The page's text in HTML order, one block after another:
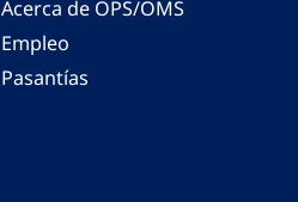
Acerca de OPS/OMS
Empleo
Pasantías